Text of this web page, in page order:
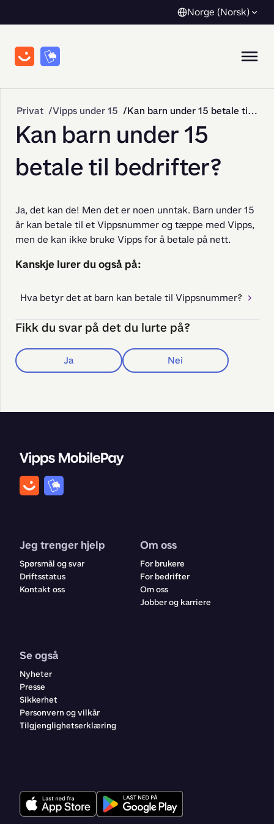
Norge (Norsk)
Privat Vipps under 15 Kan barn under 15 betale til bedrifter?
Kan barn under 15
betale til bedrifter?
Ja, det kan de! Men det er noen unntak. Barn under 15
år kan betale til et Vippsnummer og tæppe med Vipps,
men de kan ikke bruke Vipps for å betale på nett.
Kanskje lurer du også på:
Hva betyr det at barn kan betale til Vippsnummer?
Fikk du svar på det du lurte på?
Ja Nei
Jeg trenger hjelp
Spørsmål og svar
Driftsstatus
Kontakt oss
Om oss
For brukere
For bedrifter
Om oss
Jobber og karriere
Se også
Nyheter
Presse
Sikkerhet
Personvern og vilkår
Tilgjenglighetserklæring